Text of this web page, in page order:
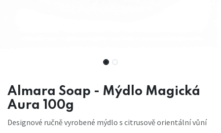
Almara Soap - Mýdlo Magická
Aura 100g
Designové ručně vyrobené mýdlo s citrusově orientální vůní